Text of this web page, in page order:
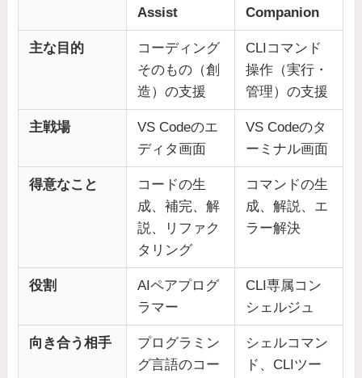
Assist
Companion
主な目的
コーディング
そのもの（創
造）の支援
CLIコマンド
操作（実行・
管理）の支援
主戦場
VS Codeのエ
ディタ画面
VS Codeのタ
ーミナル画面
得意なこと
コードの生
成、補完、解
説、リファク
タリング
コマンドの生
成、解説、エ
ラー解決
役割
AIペアプログ
ラマー
CLI専属コン
シェルジュ
向き合う相手
プログラミン
グ言語のコー
シェルコマン
ド、CLIツー